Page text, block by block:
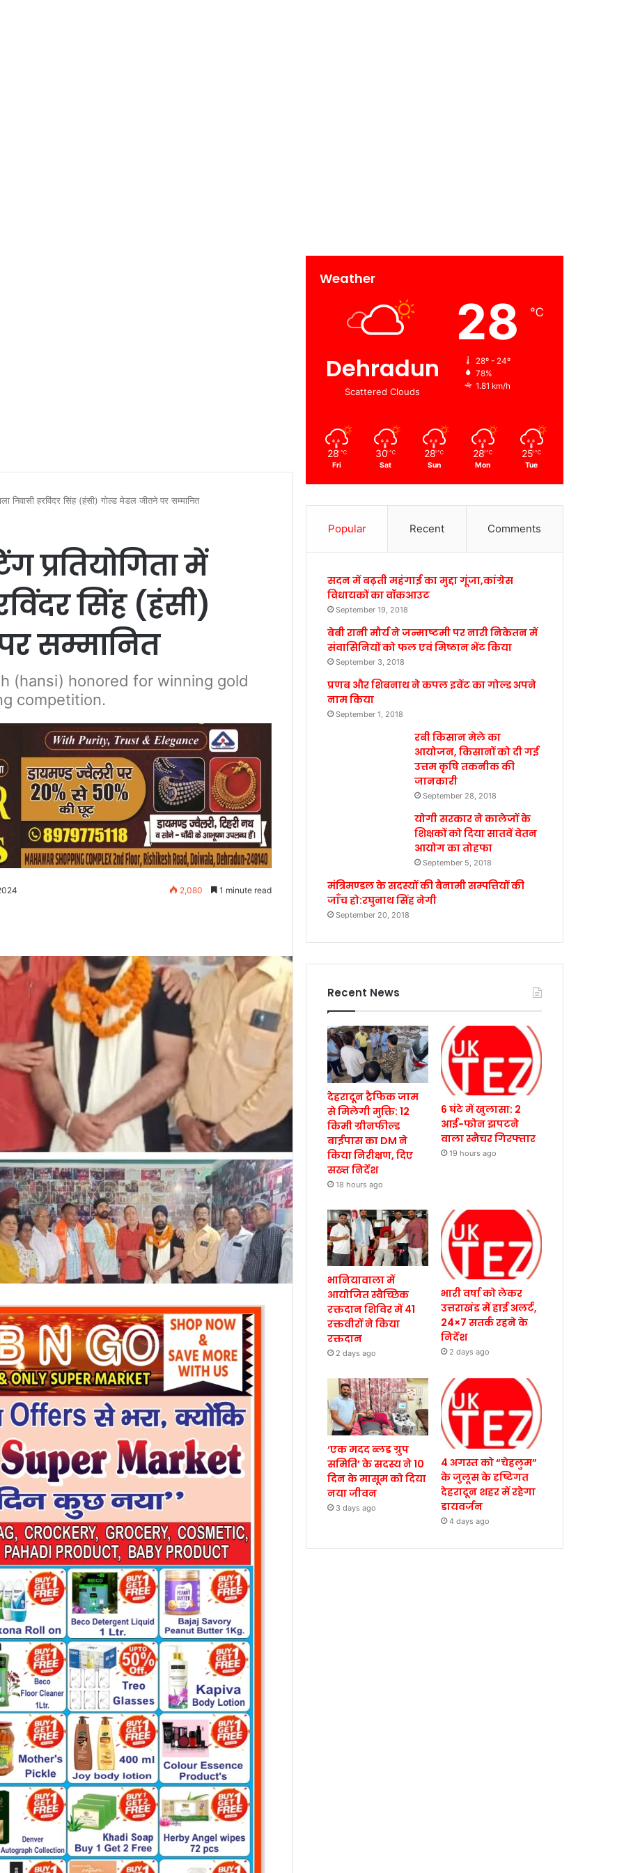
निवासी हरविंदर सिंह (हंसी) गोल्ड मेडल जीतने पर सम्मानित
प्रतियोगिता में
सिंह (हंसी)
सम्मानित
(hansi) honored for winning gold
competition.
2,080 1 minute read
Weather
Dehradun
Scattered Clouds
28 ℃
28º - 24º
78%
1.81 km/h
28 ℃
Fri
30 ℃
Sat
28 ℃
Sun
28 ℃
Mon
25 ℃
Tue
Popular Recent Comments
सदन में बढ़ती महंगाई का मुद्दा गूंजा,कांग्रेस
विधायकों का वॉकआउट
September 19, 2018
बेबी रानी मौर्य ने जन्माष्टमी पर नारी निकेतन में
संवासिनियों को फल एवं मिष्ठान भेंट किया
September 3, 2018
प्रणब और शिबनाथ ने कपल इवेंट का गोल्ड अपने
नाम किया
September 1, 2018
रबी किसान मेले का
आयोजन, किसानों को दी गई
उत्तम कृषि तकनीक की
जानकारी
September 28, 2018
योगी सरकार ने कालेजों के
शिक्षकों को दिया सातवें वेतन
आयोग का तोहफा
September 5, 2018
मंत्रिमण्डल के सदस्यों की बैनामी सम्पत्तियों की
जाँच हो:रघुनाथ सिंह नेगी
September 20, 2018
Recent News
देहरादून ट्रैफिक जाम
से मिलेगी मुक्ति: 12
किमी ग्रीनफील्ड
बाईपास का DM ने
किया निरीक्षण, दिए
सख्त निर्देश
18 hours ago
6 घंटे में खुलासा: 2
आई-फोन झपटने
वाला स्नैचर गिरफ्तार
19 hours ago
भानियावाला में
आयोजित स्वैच्छिक
रक्तदान शिविर में 41
रक्तवीरों ने किया
रक्तदान
2 days ago
भारी वर्षा को लेकर
उत्तराखंड में हाई अलर्ट,
24×7 सतर्क रहने के
निर्देश
2 days ago
‘एक मदद ब्लड ग्रुप
समिति’ के सदस्य ने 10
दिन के मासूम को दिया
नया जीवन
3 days ago
4 अगस्त को “चेहलुम”
के जुलूस के दृष्टिगत
देहरादून शहर में रहेगा
डायवर्जन
4 days ago